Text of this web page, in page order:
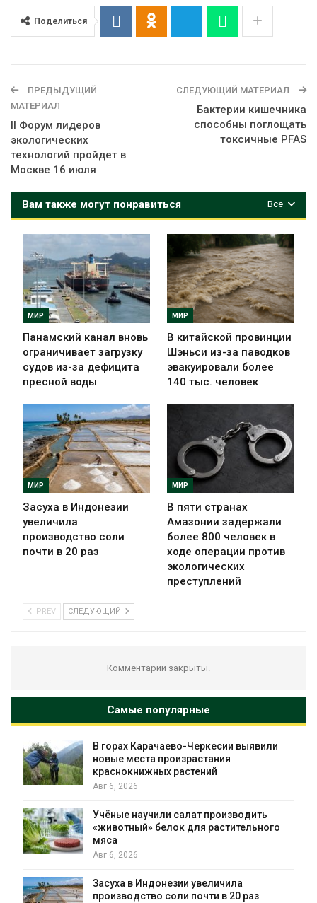
Поделиться
ПРЕДЫДУЩИЙ
МАТЕРИАЛ
II Форум лидеров
экологических
технологий пройдет в
Москве 16 июля
СЛЕДУЮЩИЙ МАТЕРИАЛ
Бактерии кишечника
способны поглощать
токсичные PFAS
Все
Вам также могут понравиться
МИР
Панамский канал вновь
ограничивает загрузку
судов из-за дефицита
пресной воды
МИР
В китайской провинции
Шэньси из-за паводков
эвакуировали более
140 тыс. человек
МИР
Засуха в Индонезии
увеличила
производство соли
почти в 20 раз
МИР
В пяти странах
Амазонии задержали
более 800 человек в
ходе операции против
экологических
преступлений
PREV СЛЕДУЮЩИЙ
Комментарии закрыты.
Самые популярные
В горах Карачаево-Черкесии выявили
новые места произрастания
краснокнижных растений
Авг 6, 2026
Учёные научили салат производить
«животный» белок для растительного
мяса
Авг 6, 2026
Засуха в Индонезии увеличила
производство соли почти в 20 раз